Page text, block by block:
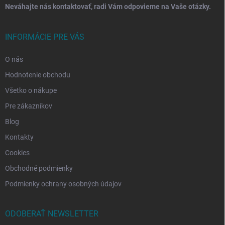
Neváhajte nás kontaktovať, radi Vám odpovieme na Vaše otázky.
INFORMÁCIE PRE VÁS
O nás
Hodnotenie obchodu
Všetko o nákupe
Pre zákazníkov
Blog
Kontakty
Cookies
Obchodné podmienky
Podmienky ochrany osobných údajov
ODOBERAŤ NEWSLETTER